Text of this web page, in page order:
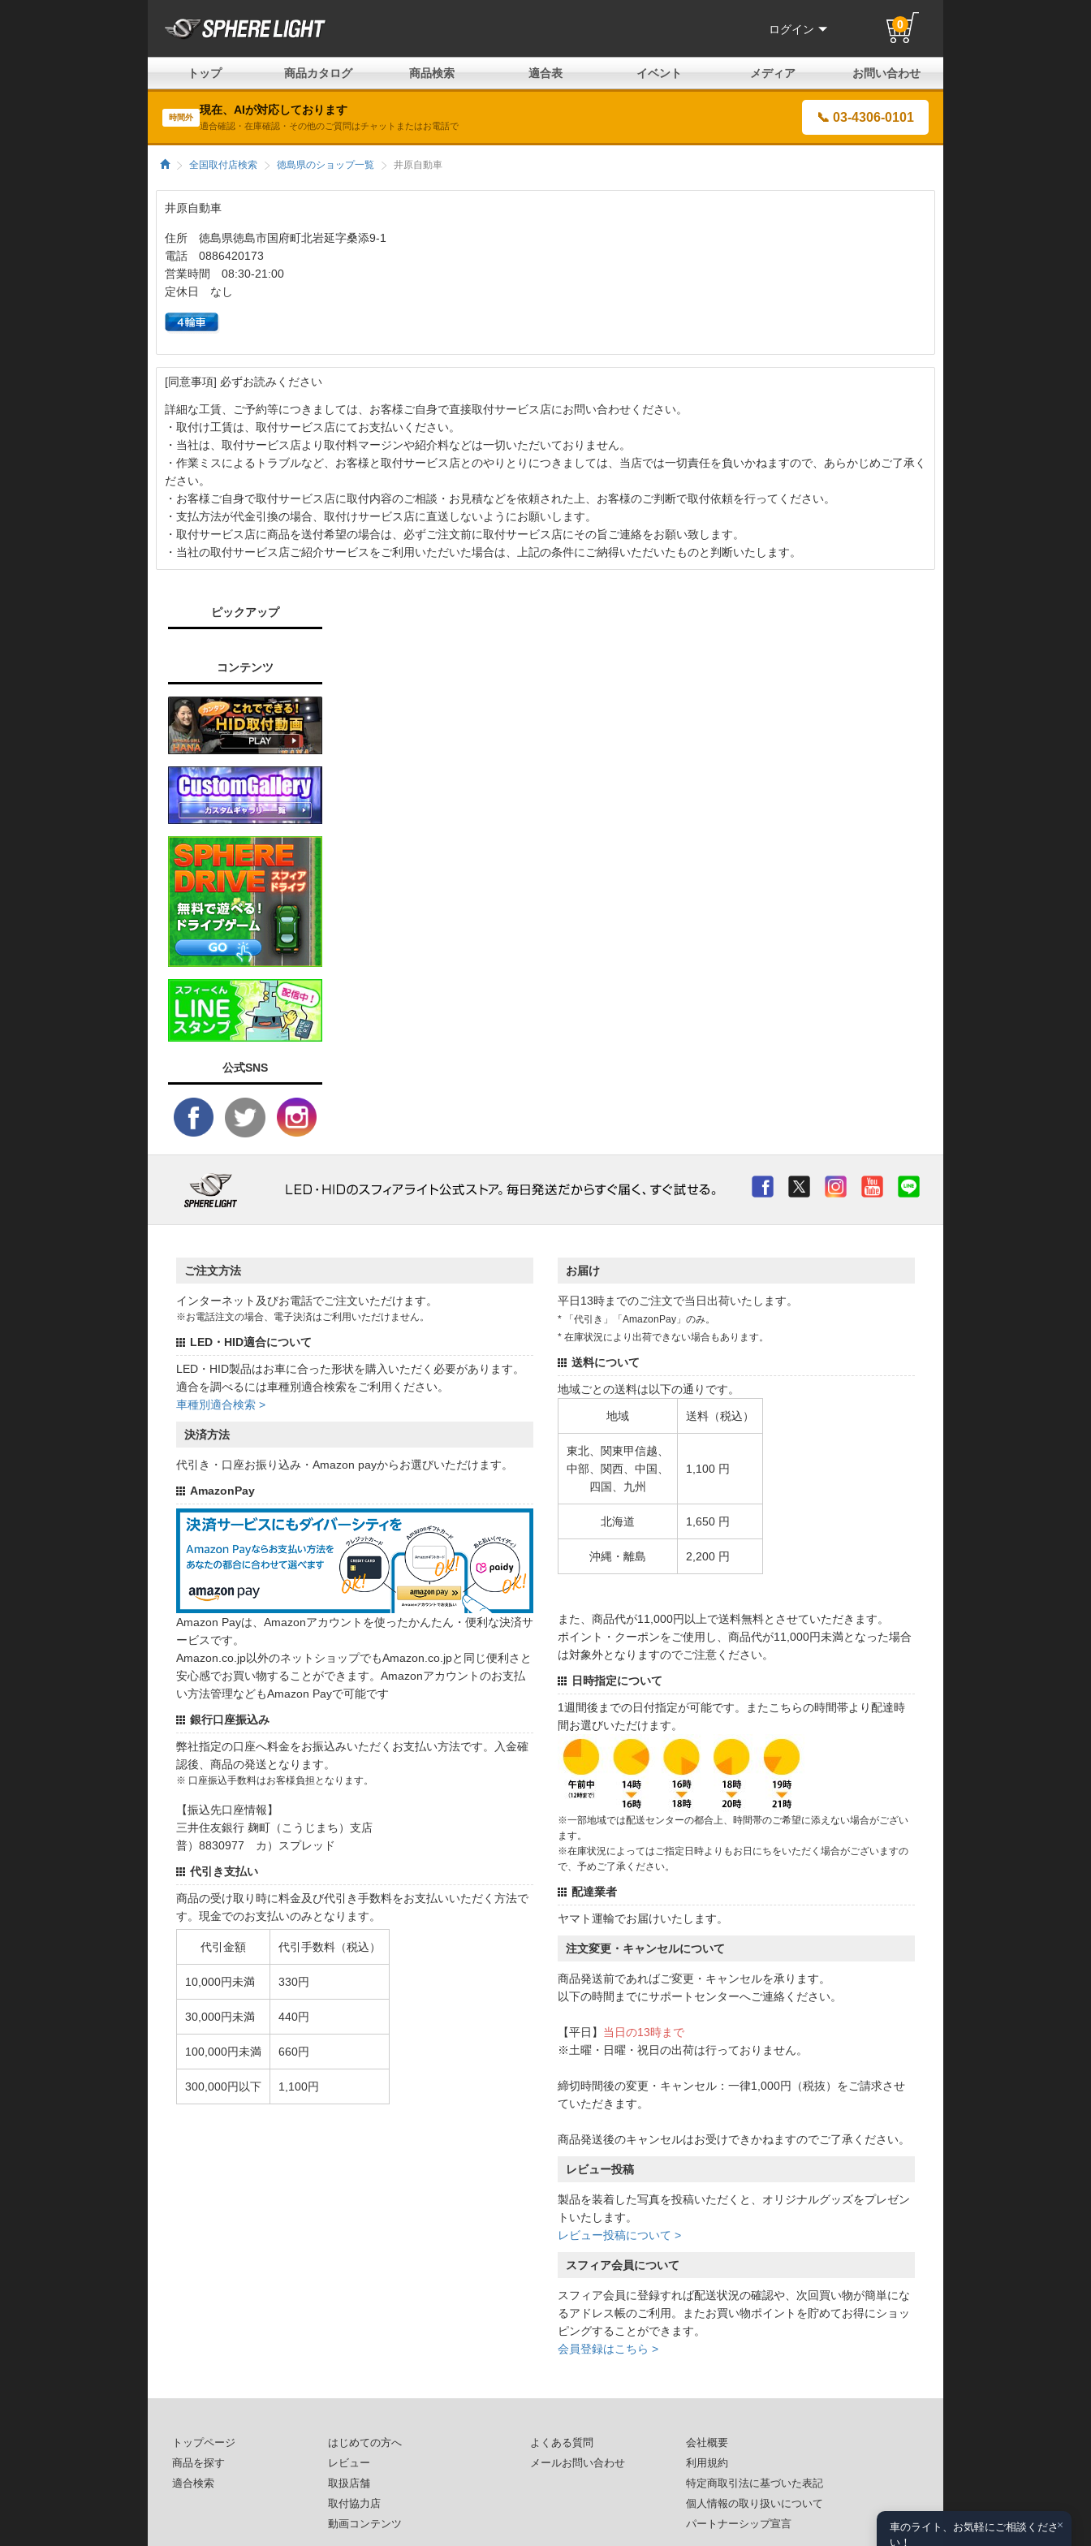
ログイン 0
トップ 商品カタログ 商品検索 適合表 イベント メディア お問い合わせ
時間外
現在、AIが対応しております
適合確認・在庫確認・その他のご質問はチャットまたはお電話で
📞 03-4306-0101
全国取付店検索 徳島県のショップ一覧 井原自動車
井原自動車
住所 徳島県徳島市国府町北岩延字桑添9-1
電話 0886420173
営業時間 08:30-21:00
定休日 なし
[同意事項] 必ずお読みください
詳細な工賃、ご予約等につきましては、お客様ご自身で直接取付サービス店にお問い合わせください。
・取付け工賃は、取付サービス店にてお支払いください。
・当社は、取付サービス店より取付料マージンや紹介料などは一切いただいておりません。
・作業ミスによるトラブルなど、お客様と取付サービス店とのやりとりにつきましては、当店では一切責任を負いかねますので、あらかじめご了承く
ださい。
・お客様ご自身で取付サービス店に取付内容のご相談・お見積などを依頼された上、お客様のご判断で取付依頼を行ってください。
・支払方法が代金引換の場合、取付けサービス店に直送しないようにお願いします。
・取付サービス店に商品を送付希望の場合は、必ずご注文前に取付サービス店にその旨ご連絡をお願い致します。
・当社の取付サービス店ご紹介サービスをご利用いただいた場合は、上記の条件にご納得いただいたものと判断いたします。
ピックアップ
コンテンツ
公式SNS
ご注文方法
インターネット及びお電話でご注文いただけます。
※お電話注文の場合、電子決済はご利用いただけません。
LED・HID適合について
LED・HID製品はお車に合った形状を購入いただく必要があります。
適合を調べるには車種別適合検索をご利用ください。
車種別適合検索 >
決済方法
代引き・口座お振り込み・Amazon payからお選びいただけます。
AmazonPay
Amazon Payは、Amazonアカウントを使ったかんたん・便利な決済サ
ービスです。
Amazon.co.jp以外のネットショップでもAmazon.co.jpと同じ便利さと
安心感でお買い物することができます。Amazonアカウントのお支払
い方法管理などもAmazon Payで可能です
銀行口座振込み
弊社指定の口座へ料金をお振込みいただくお支払い方法です。入金確
認後、商品の発送となります。
※ 口座振込手数料はお客様負担となります。
【振込先口座情報】
三井住友銀行 麹町（こうじまち）支店
普）8830977 カ）スプレッド
代引き支払い
商品の受け取り時に料金及び代引き手数料をお支払いいただく方法で
す。現金でのお支払いのみとなります。
代引金額 代引手数料（税込）
10,000円未満 330円
30,000円未満 440円
100,000円未満 660円
300,000円以下 1,100円
お届け
平日13時までのご注文で当日出荷いたします。
* 「代引き」「AmazonPay」のみ。
* 在庫状況により出荷できない場合もあります。
送料について
地域ごとの送料は以下の通りです。
地域 送料（税込）
東北、関東甲信越、
中部、関西、中国、
四国、九州
1,100 円
北海道 1,650 円
沖縄・離島 2,200 円
また、商品代が11,000円以上で送料無料とさせていただきます。
ポイント・クーポンをご使用し、商品代が11,000円未満となった場合
は対象外となりますのでご注意ください。
日時指定について
1週間後までの日付指定が可能です。またこちらの時間帯より配達時
間お選びいただけます。
※一部地域では配送センターの都合上、時間帯のご希望に添えない場合がござい
ます。
※在庫状況によってはご指定日時よりもお日にちをいただく場合がございますの
で、予めご了承ください。
配達業者
ヤマト運輸でお届けいたします。
注文変更・キャンセルについて
商品発送前であればご変更・キャンセルを承ります。
以下の時間までにサポートセンターへご連絡ください。
【平日】 当日の13時まで
※土曜・日曜・祝日の出荷は行っておりません。
締切時間後の変更・キャンセル：一律1,000円（税抜）をご請求させ
ていただきます。
商品発送後のキャンセルはお受けできかねますのでご了承ください。
レビュー投稿
製品を装着した写真を投稿いただくと、オリジナルグッズをプレゼン
トいたします。
レビュー投稿について >
スフィア会員について
スフィア会員に登録すれば配送状況の確認や、次回買い物が簡単にな
るアドレス帳のご利用。またお買い物ポイントを貯めてお得にショッ
ピングすることができます。
会員登録はこちら >
トップページ
商品を探す
適合検索
はじめての方へ
レビュー
取扱店舗
取付協力店
動画コンテンツ
よくある質問
メールお問い合わせ
会社概要
利用規約
特定商取引法に基づいた表記
個人情報の取り扱いについて
パートナーシップ宣言
×
車のライト、お気軽にご相談くださ
い！